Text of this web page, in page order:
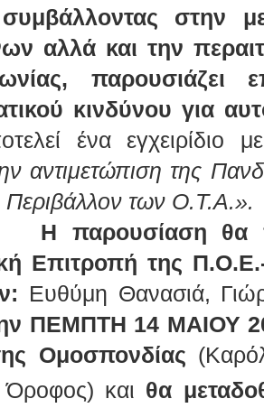
στην
αλλά και την
παρουσιάζει
κινδύνου για
ένα εγχειρίδιο
αντιμετώπιση της
Περιβάλλον των Ο.Τ.Α.».
θα
Επιτροπή της
Ευθύμη Θανασιά,
ΠΕΜΠΤΗ 14 ΜΑΙΟΥ
Ομοσπονδίας
Όροφος) και θα